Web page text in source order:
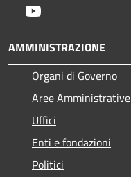
AMMINISTRAZIONE
Organi di Governo
Aree Amministrative
Uffici
Enti e fondazioni
Politici